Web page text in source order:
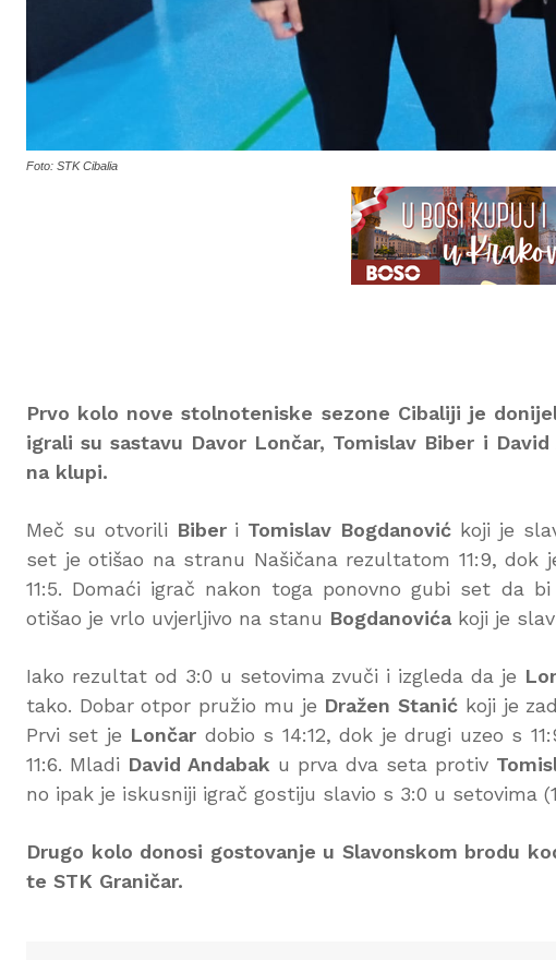
Foto: STK Cibalia
Prvo kolo nove stolnoteniske sezone Cibaliji je
igrali su sastavu Davor Lončar, Tomislav Biber i
na klupi.
Meč su otvorili Biberi Tomislav Bogdanović koji je
set je otišao na stranu Našičana rezultatom 11:9,
11:5. Domaći igrač nakon toga ponovno gubi set da
otišao je vrlo uvjerljivo na stanu Bogdanovićakoji je
Iako rezultat od 3:0 u setovima zvuči i izgleda da je
tako. Dobar otpor pružio mu je Dražen Stanić koji je
Prvi set je Lončar dobio s 14:12, dok je drugi uzeo s
11:6. Mladi David Andabak u prva dva seta protiv
no ipak je iskusniji igrač gostiju slavio s 3:0 u setovima
Drugo kolo donosi gostovanje u Slavonskom brodu
te STK Graničar.